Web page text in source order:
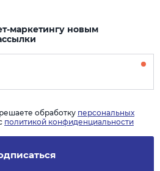
маркетингу новым
обработку персональных
политикой конфиденциальности